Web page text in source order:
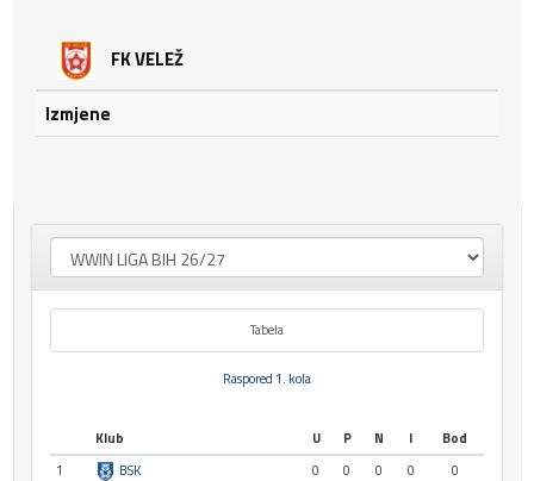
FK VELEŽ
Izmjene
Tabela
Raspored 1. kola
Klub U P N I
Bod
1
BSK 0 0 0 0
0